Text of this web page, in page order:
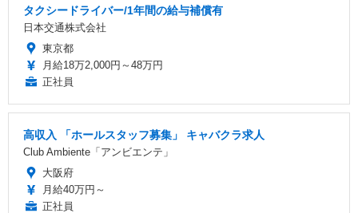
タクシードライバー/1年間の給与補償有
日本交通株式会社
東京都
月給18万2,000円～48万円
正社員
高収入 「ホールスタッフ募集」 キャバクラ求人
Club Ambiente「アンビエンテ」
大阪府
月給40万円～
正社員